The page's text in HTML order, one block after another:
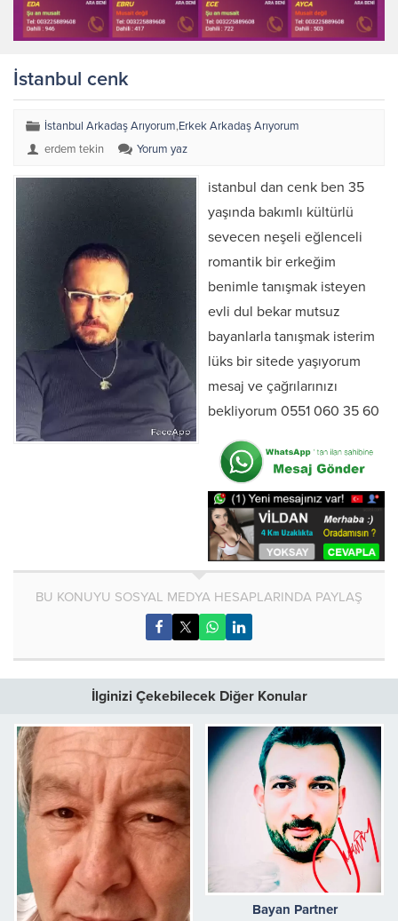
İstanbul cenk
İstanbul Arkadaş Arıyorum,Erkek Arkadaş Arıyorum
erdem tekin
Yorum yaz
istanbul dan cenk ben 35
yaşında bakımlı kültürlü
sevecen neşeli eğlenceli
romantik bir erkeğim
benimle tanışmak isteyen
evli dul bekar mutsuz
bayanlarla tanışmak isterim
lüks bir sitede yaşıyorum
mesaj ve çağrılarınızı
bekliyorum 0551 060 35 60
BU KONUYU SOSYAL MEDYA HESAPLARINDA PAYLAŞ
İlginizi Çekebilecek Diğer Konular
Bayan Partner